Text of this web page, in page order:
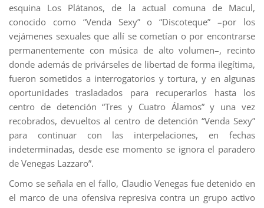
esquina Los Plátanos, de la actual comuna de Macul,
conocido como “Venda Sexy” o “Discoteque” –por los
vejámenes sexuales que allí se cometían o por encontrarse
permanentemente con música de alto volumen–, recinto
donde además de privárseles de libertad de forma ilegítima,
fueron sometidos a interrogatorios y tortura, y en algunas
oportunidades trasladados para recuperarlos hasta los
centro de detención “Tres y Cuatro Álamos” y una vez
recobrados, devueltos al centro de detención “Venda Sexy”
para continuar con las interpelaciones, en fechas
indeterminadas, desde ese momento se ignora el paradero
de Venegas Lazzaro”.
Como se señala en el fallo, Claudio Venegas fue detenido en
el marco de una ofensiva represiva contra un grupo activo